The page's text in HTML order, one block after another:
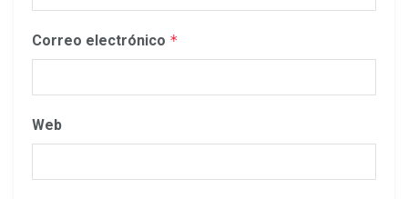
Correo electrónico *
Web